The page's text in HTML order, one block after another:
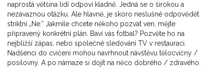
naprostá většina lidí odpoví kladně. Jedná se o širokou a
nezávaznou otázku. Ale hlavně, je skoro neslušné odpovědět
striktní „Ne.“ Jakmile chcete někoho pozvat ven, mějte
připravený konkrétní plán. Baví vás fotbal? Pozvěte ho na
nejbližší zápas, nebo společné sledování TV v restauraci.
Nadšenci do cvičení mohou navrhnout návštěvu tělocvičny /
posilovny. A po námaze si dojít na něco dobrého / zdravého.